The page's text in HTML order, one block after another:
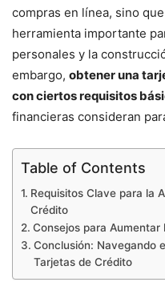
compras en línea, sino
herramienta importante
personales y la
embargo, obtener una
con ciertos requisitos
financieras consideran
Table of Contents
Requisitos Clave para la
Crédito
Consejos para Aumentar
Conclusión: Navegando
Tarjetas de Crédito